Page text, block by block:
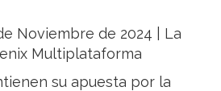
Noviembre de 2024 | La
Multiplataforma
su apuesta por la